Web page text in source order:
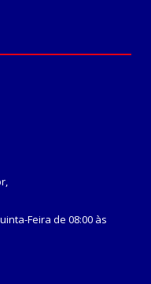
Feira de 08:00 às